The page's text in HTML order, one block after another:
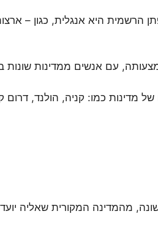
הרשמית היא אנגלית, כגון –
עם אנשים ממדינות שונות
כמו: קניה, הולנד, דרום
מהמדינה המקורית שאליה יועד